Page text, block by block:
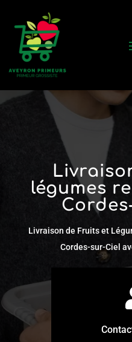
légumes
Livraison de Fruits et
Cordes-sur-Ciel